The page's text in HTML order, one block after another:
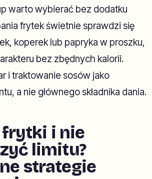
warto wybierać bez dodatku
frytek świetnie sprawdzi się
koperek lub papryka w proszku,
bez zbędnych kalorii.
i traktowanie sosów jako
a nie głównego składnika dania.
frytki i nie
limitu?
strategie